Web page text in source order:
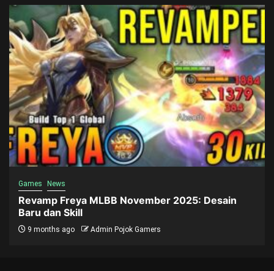
Games News
Revamp Freya MLBB November 2025: Desain
Baru dan Skill
9 months ago Admin Pojok Gamers